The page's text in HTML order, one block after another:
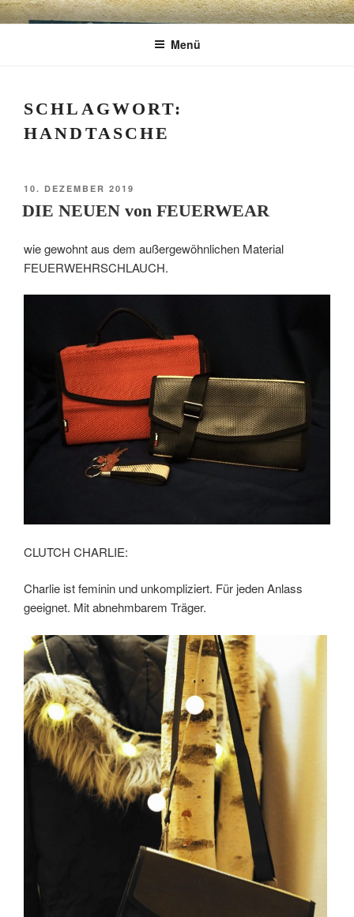
Zum
InhaltCHARME
Geschenkartikel & Kunstobjekte in Bad
Menü
SCHLAGWORT:
HANDTASCHE
VERÖFFENTLICHT
10. DEZEMBER 2019
DIE NEUEN von FEUERWEAR
wie gewohnt aus dem außergewöhnlichen Material
FEUERWEHRSCHLAUCH.
CLUTCH CHARLIE:
Charlie ist feminin und unkompliziert. Für jeden Anlass
geeignet. Mit abnehmbarem Träger.